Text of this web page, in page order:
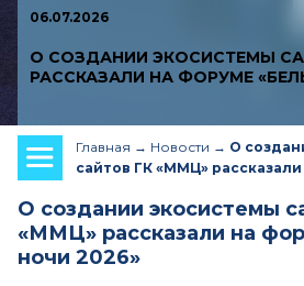
06.07.2026
О СОЗДАНИИ ЭКОСИСТЕМЫ
РАССКАЗАЛИ НА ФОРУМЕ
Главная Новости
О
сайтов ГК «ММЦ»
О создании экосистемы
«ММЦ» рассказали на
ночи 2026»